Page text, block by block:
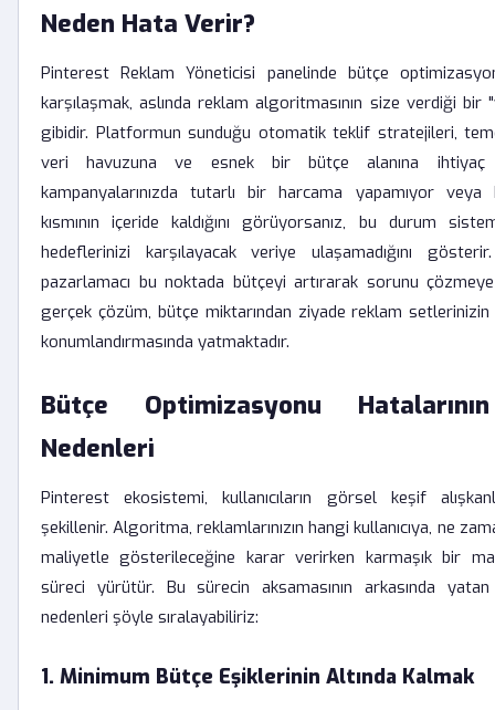
Neden Hata Verir?
Pinterest Reklam Yöneticisi panelinde bütçe
karşılaşmak, aslında reklam algoritmasının size verdiği bir
gibidir. Platformun sunduğu otomatik teklif stratejileri,
veri havuzuna ve esnek bir bütçe alanına ihtiyaç
kampanyalarınızda tutarlı bir harcama yapamıyor
kısmının içeride kaldığını görüyorsanız, bu durum
hedeflerinizi karşılayacak veriye ulaşamadığını
pazarlamacı bu noktada bütçeyi artırarak sorunu çözmeye
gerçek çözüm, bütçe miktarından ziyade reklam setlerinizin
konumlandırmasında yatmaktadır.
Bütçe Optimizasyonu
Nedenleri
Pinterest ekosistemi, kullanıcıların görsel keşif
şekillenir. Algoritma, reklamlarınızın hangi kullanıcıya, ne
maliyetle gösterileceğine karar verirken karmaşık bir
süreci yürütür. Bu sürecin aksamasının arkasında
nedenleri şöyle sıralayabiliriz:
1. Minimum Bütçe Eşiklerinin Altında Kalmak